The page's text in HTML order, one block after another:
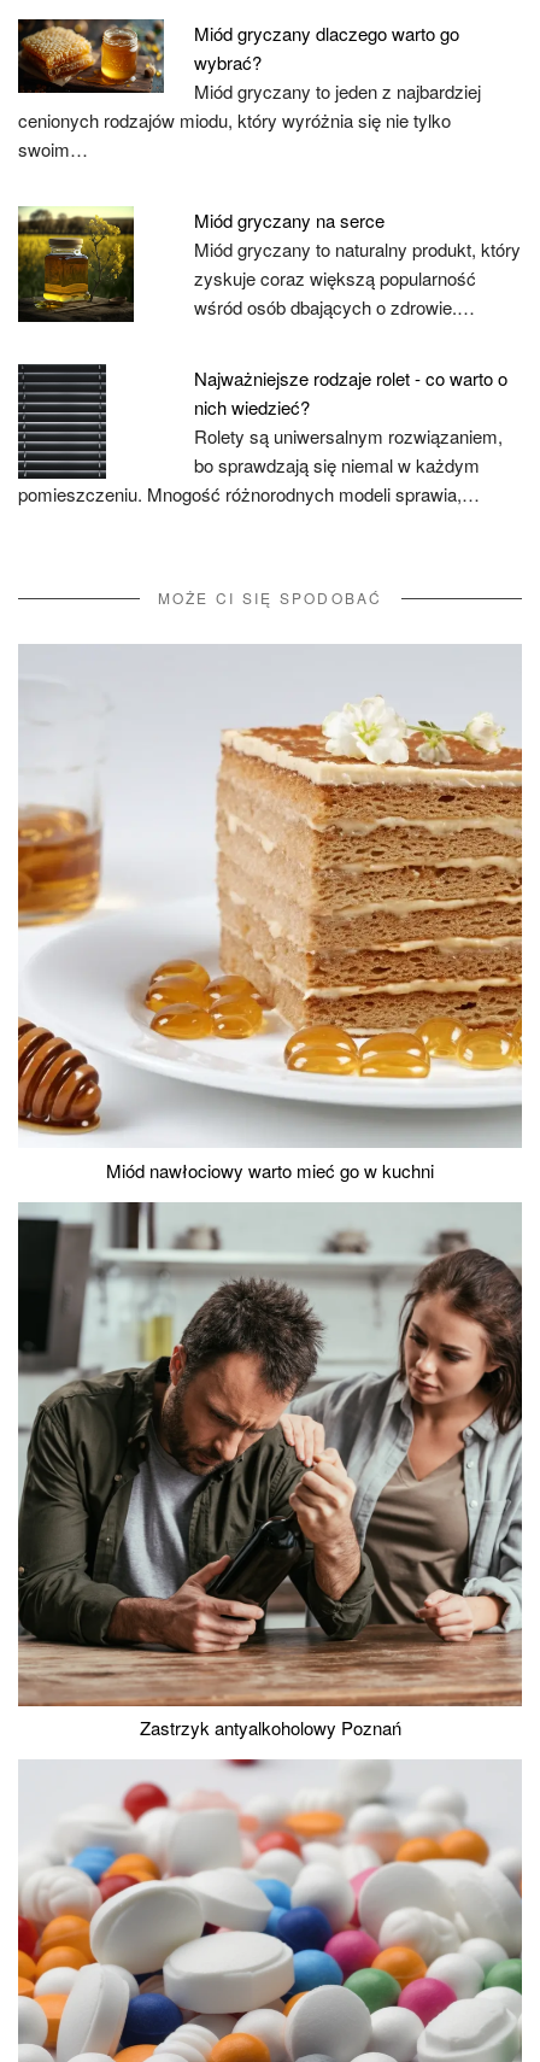
Miód gryczany dlaczego warto go
wybrać?
Miód gryczany to jeden z najbardziej
cenionych rodzajów miodu, który wyróżnia się nie tylko
swoim…
Miód gryczany na serce
Miód gryczany to naturalny produkt, który
zyskuje coraz większą popularność
wśród osób dbających o zdrowie.…
Najważniejsze rodzaje rolet - co warto o
nich wiedzieć?
Rolety są uniwersalnym rozwiązaniem,
bo sprawdzają się niemal w każdym
pomieszczeniu. Mnogość różnorodnych modeli sprawia,…
MOŻE CI SIĘ SPODOBAĆ
Miód nawłociowy warto mieć go w kuchni
Zastrzyk antyalkoholowy Poznań